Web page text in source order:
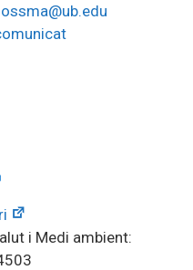
i Medi ambient: